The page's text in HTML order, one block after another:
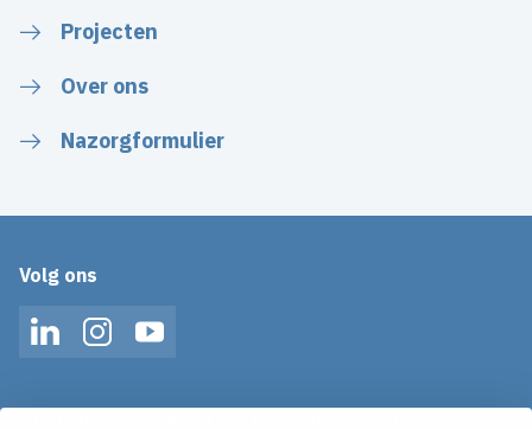
Projecten
Over ons
Nazorgformulier
Volg ons
LinkedInInstagramYouTube